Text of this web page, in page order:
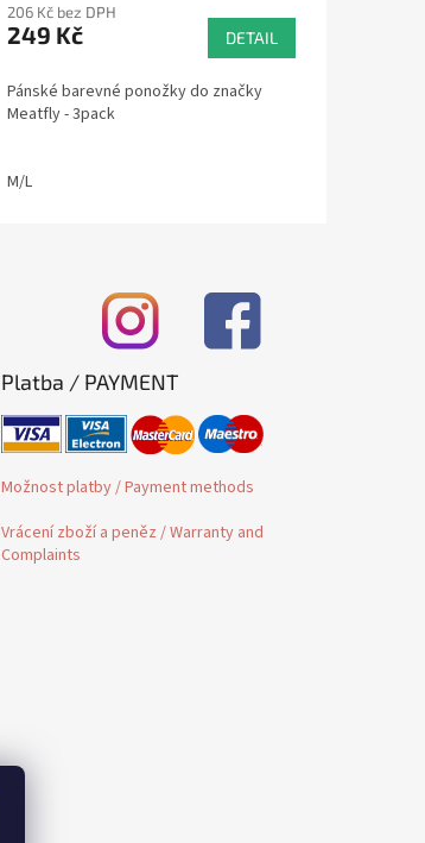
206 Kč bez DPH
249 Kč DETAIL
Pánské barevné ponožky do značky
Meatfly - 3pack
M/L
Platba / PAYMENT
Možnost platby / Payment methods
Vrácení zboží a peněz / Warranty and
Complaints